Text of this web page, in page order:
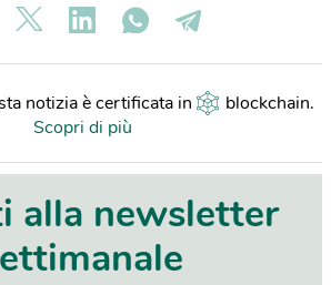
notizia è certificata in blockchain.
Scopri di più
alla newsletter